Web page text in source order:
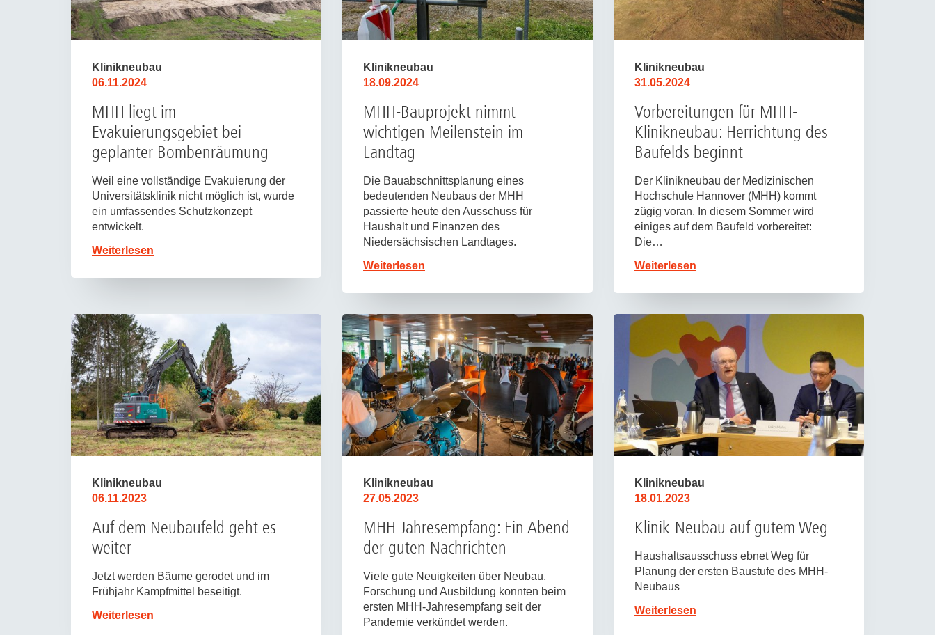
Klinikneubau
06.11.2024
MHH liegt im
Evakuierungsgebiet bei
geplanter Bombenräumung
Weil eine vollständige Evakuierung der
Universitätsklinik nicht möglich ist, wurde
ein umfassendes Schutzkonzept
entwickelt.
Weiterlesen
Klinikneubau
18.09.2024
MHH-Bauprojekt nimmt
wichtigen Meilenstein im
Landtag
Die Bauabschnittsplanung eines
bedeutenden Neubaus der MHH
passierte heute den Ausschuss für
Haushalt und Finanzen des
Niedersächsischen Landtages.
Weiterlesen
Klinikneubau
31.05.2024
Vorbereitungen für MHH-
Klinikneubau: Herrichtung des
Baufelds beginnt
Der Klinikneubau der Medizinischen
Hochschule Hannover (MHH) kommt
zügig voran. In diesem Sommer wird
einiges auf dem Baufeld vorbereitet:
Die…
Weiterlesen
Klinikneubau
06.11.2023
Auf dem Neubaufeld geht es
weiter
Jetzt werden Bäume gerodet und im
Frühjahr Kampfmittel beseitigt.
Weiterlesen
Klinikneubau
27.05.2023
MHH-Jahresempfang: Ein Abend
der guten Nachrichten
Viele gute Neuigkeiten über Neubau,
Forschung und Ausbildung konnten beim
ersten MHH-Jahresempfang seit der
Pandemie verkündet werden.
Klinikneubau
18.01.2023
Klinik-Neubau auf gutem Weg
Haushaltsausschuss ebnet Weg für
Planung der ersten Baustufe des MHH-
Neubaus
Weiterlesen